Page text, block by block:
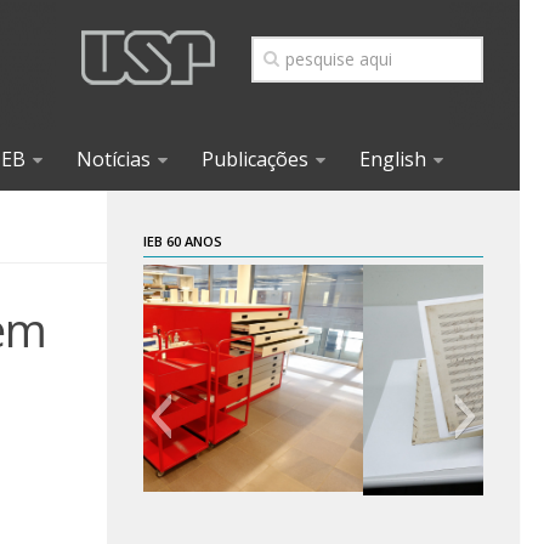
Notícias Publicações English
IEB 60 ANOS